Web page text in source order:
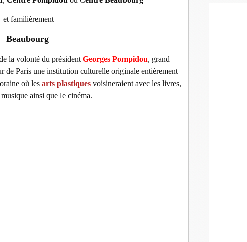
et familièrement
Beaubourg
la volonté du président Georges Pompidou, grand
de Paris une institution culturelle originale entièrement
où les arts plastiquesvoisineraient avec les livres,
ainsi que le cinéma.